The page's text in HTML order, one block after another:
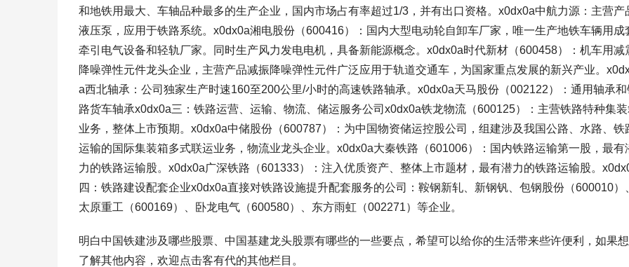
和地铁用最大、车轴品种最多的生产企业，国内市场占有率超过1/3，并有出口资格。x0dx0a中航力源：主营产
液压泵，应用于铁路系统。x0dx0a湘电股份（600416）：国内大型电动轮自卸车厂家，唯一生产地铁车辆用成
牵引电气设备和轻轨厂家。同时生产风力发电电机，具备新能源概念。x0dx0a时代新材（600458）：机车用减
降噪弹性元件龙头企业，主营产品减振降噪弹性元件广泛应用于轨道交通车，为国家重点发展的新兴产业。
a西北轴承：公司独家生产时速160至200公里/小时的高速铁路轴承。x0dx0a天马股份（002122）：通用轴承和
路货车轴承x0dx0a三：铁路运营、运输、物流、储运服务公司x0dx0a铁龙物流（600125）：主营铁路特种集装
业务，整体上市预期。x0dx0a中储股份（600787）：为中国物资储运控股公司，组建涉及我国公路、水路、铁
运输的国际集装箱多式联运业务，物流业龙头企业。x0dx0a大秦铁路（601006）：国内铁路运输第一股，最有
力的铁路运输股。x0dx0a广深铁路（601333）：注入优质资产、整体上市题材，最有潜力的铁路运输股。
四：铁路建设配套企业x0dx0a直接对铁路设施提升配套服务的公司：鞍钢新轧、新钢钒、包钢股份（600010）
太原重工（600169）、卧龙电气（600580）、东方雨虹（002271）等企业。
明白中国铁建涉及哪些股票、中国基建龙头股票有哪些的一些要点，希望可以给你的生活带来些许便利，如果
了解其他内容，欢迎点击客有代的其他栏目。